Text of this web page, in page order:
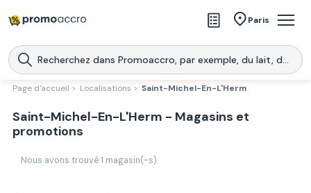
Paris
Magasins
Produits
Télécharge l’application
Promoaccro
Télécharger
Page d'accueil > Localisations > Saint-Michel-En-L'Herm
Saint-Michel-En-L'Herm - Magasins et
promotions
Nous avons trouvé 1 magasin(-s)